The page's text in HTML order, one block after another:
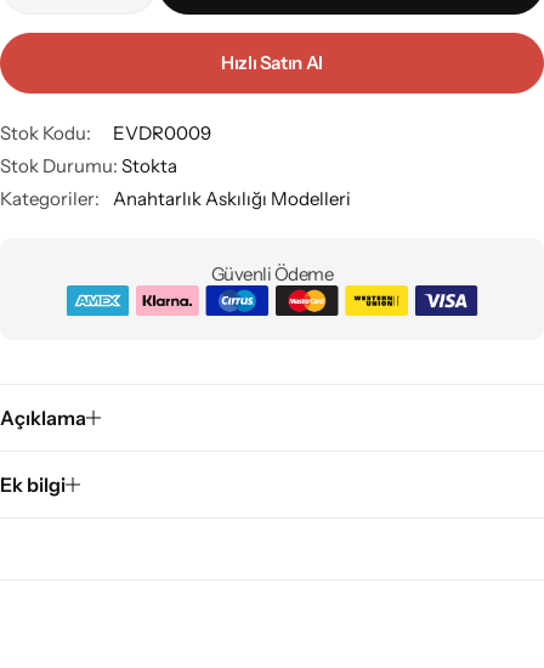
Hızlı Satın Al
Stok Kodu:
EVDR0009
Stok Durumu: Stokta
Kategoriler:
Anahtarlık Askılığı Modelleri
Güvenli Ödeme
Açıklama
Ek bilgi